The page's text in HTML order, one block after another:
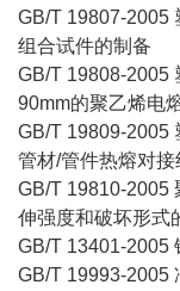
GB/T 19807-2005
组合试件的制备
GB/T 19808-2005
90mm的聚乙烯电
GB/T 19809-2005
管材/管件热熔对接
GB/T 19810-2005
伸强度和破坏形式
GB/T 13401-2005
GB/T 19993-2005